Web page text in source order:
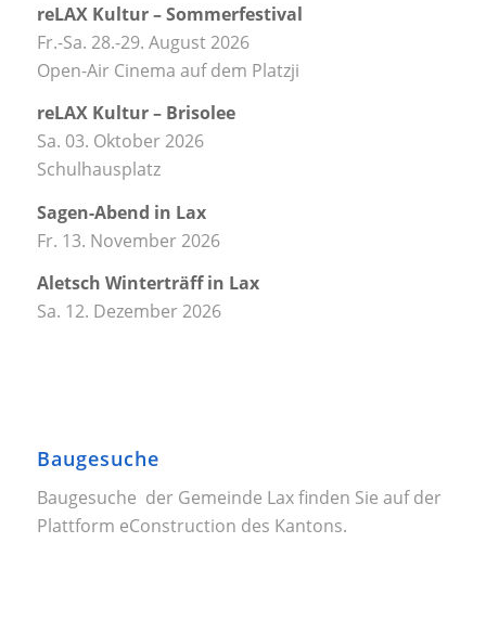
reLAX Kultur – Sommerfestival
Fr.-Sa. 28.-29. August 2026
Open-Air Cinema auf dem Platzji
reLAX Kultur – Brisolee
Sa. 03. Oktober 2026
Schulhausplatz
Sagen-Abend in Lax
Fr. 13. November 2026
Aletsch Winterträff in Lax
Sa. 12. Dezember 2026
Baugesuche
Baugesuche der Gemeinde Lax finden Sie auf der
Plattform eConstruction des Kantons.